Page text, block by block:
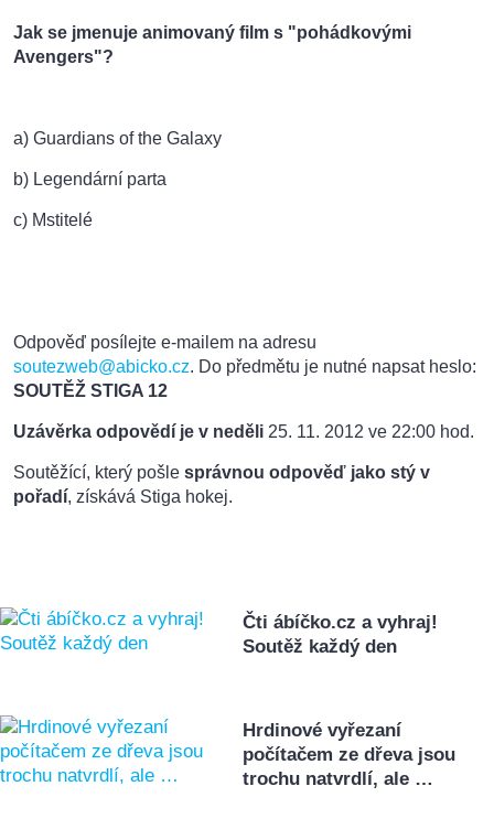
Jak se jmenuje animovaný film s "pohádkovými
Avengers"?
a) Guardians of the Galaxy
b) Legendární parta
c) Mstitelé
Odpověď posílejte e-mailem na adresu
soutezweb@abicko.cz. Do předmětu je nutné napsat heslo:
SOUTĚŽ STIGA 12
Uzávěrka odpovědí je v neděli 25. 11. 2012 ve 22:00 hod.
Soutěžící, který pošle správnou odpověď jako stý v
pořadí, získává Stiga hokej.
Čti ábíčko.cz a vyhraj!
Soutěž každý den
Hrdinové vyřezaní
počítačem ze dřeva jsou
trochu natvrdlí, ale …